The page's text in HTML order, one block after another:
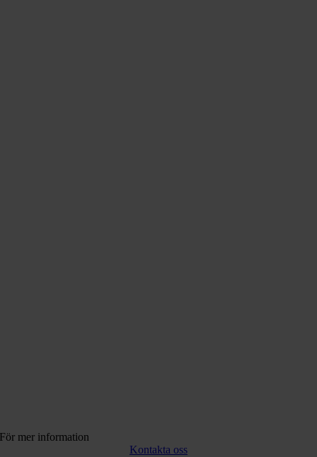
För mer information
Kontakta oss